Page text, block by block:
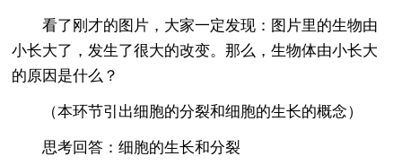
看了刚才的图片，大家一定发现：图片里的生物由
小长大了，发生了很大的改变。那么，生物体由小长大
的原因是什么？
（本环节引出细胞的分裂和细胞的生长的概念）
思考回答：细胞的生长和分裂